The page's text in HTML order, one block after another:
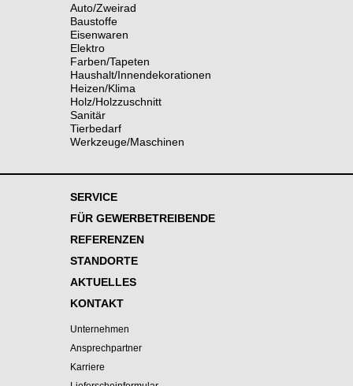
Auto/Zweirad
Baustoffe
Eisenwaren
Elektro
Farben/Tapeten
Haushalt/Innendekorationen
Heizen/Klima
Holz/Holzzuschnitt
Sanitär
Tierbedarf
Werkzeuge/Maschinen
SERVICE
FÜR GEWERBETREIBENDE
REFERENZEN
STANDORTE
AKTUELLES
KONTAKT
Unternehmen
Ansprechpartner
Karriere